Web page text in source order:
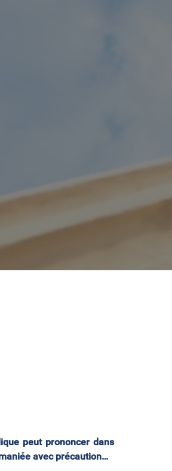
peut prononcer dans
avec précaution…